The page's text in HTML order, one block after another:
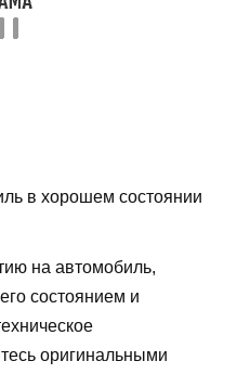
в хорошем состоянии
на автомобиль,
состоянием и
оригинальными